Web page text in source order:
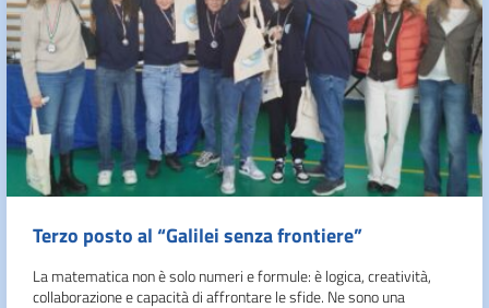
Terzo posto al “Galilei senza frontiere”
La matematica non è solo numeri e formule: è logica, creatività,
collaborazione e capacità di affrontare le sfide. Ne sono una